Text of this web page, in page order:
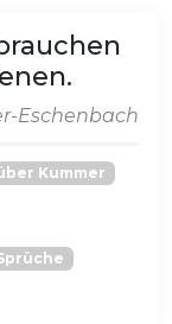
Eschenbach
Kummer